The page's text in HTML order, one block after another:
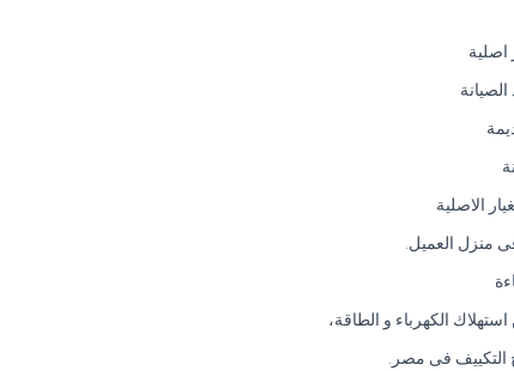
اصلية
الاصلية
منزل العميل.
الكهرباء و الطاقة،